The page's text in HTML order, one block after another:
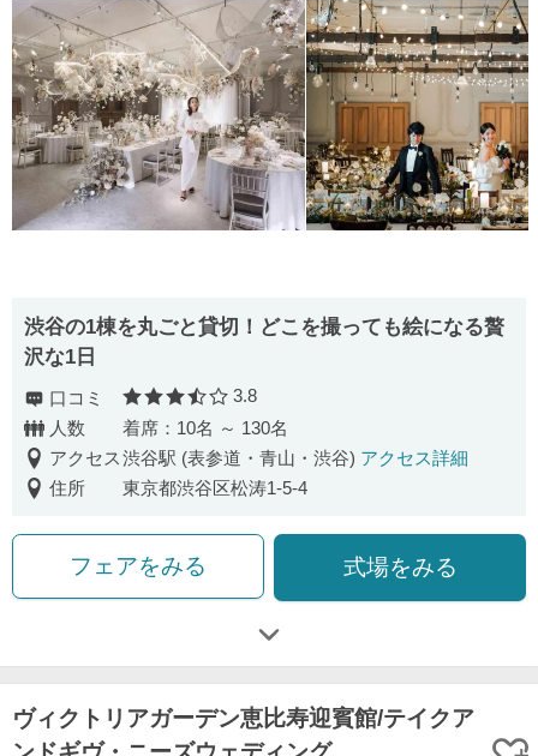
渋⾕の1棟を丸ごと貸切！どこを撮っても絵になる贅
沢な1⽇
口コミ 口コミ評価
3.8
人数
着席：10名 ～ 130名
アクセス渋谷駅 (表参道・青山・渋谷) アクセス詳細
住所
東京都渋谷区松涛1-5-4
フェアをみる 式場をみる
ヴィクトリアガーデン恵比寿迎賓館/テイクア